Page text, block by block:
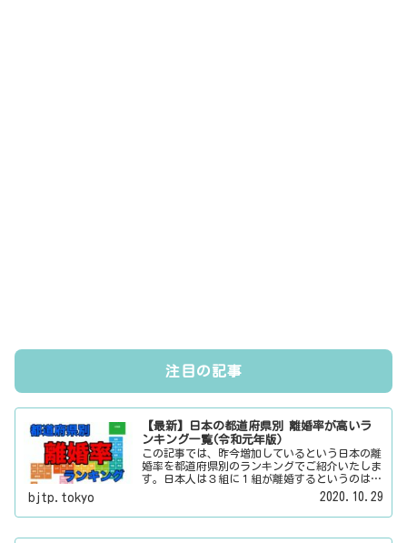
注目の記事
【最新】日本の都道府県別 離婚率が高いラ
ンキング一覧(令和元年版)
この記事では、昨今増加しているという日本の離
婚率を都道府県別のランキングでご紹介いたしま
す。日本人は３組に１組が離婚するというのは本
当なのかその真偽は？その他にも、大日本観光新
聞では、方言・お土産・名物・観光スポット・デ
ートスポット・パワースポット・心霊スポットな
bjtp.tokyo 2020.10.29